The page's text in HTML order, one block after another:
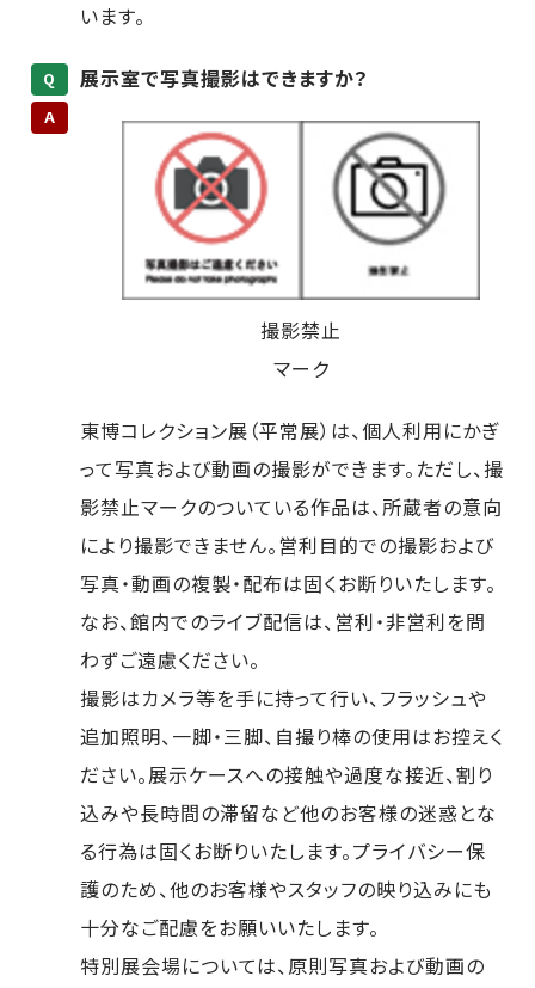
います。
Q 展示室で写真撮影はできますか？
A
撮影禁止
マーク
東博コレクション展（平常展）は、個人利用にかぎ
って写真および動画の撮影ができます。ただし、撮
影禁止マークのついている作品は、所蔵者の意向
により撮影できません。営利目的での撮影および
写真・動画の複製・配布は固くお断りいたします。
なお、館内でのライブ配信は、営利・非営利を問
わずご遠慮ください。
撮影はカメラ等を手に持って行い、フラッシュや
追加照明、一脚・三脚、自撮り棒の使用はお控えく
ださい。展示ケースへの接触や過度な接近、割り
込みや長時間の滞留など他のお客様の迷惑とな
る行為は固くお断りいたします。プライバシー保
護のため、他のお客様やスタッフの映り込みにも
十分なご配慮をお願いいたします。
特別展会場については、原則写真および動画の